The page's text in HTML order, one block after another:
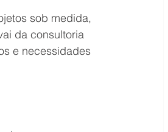
sob medida,
da consultoria
e necessidades